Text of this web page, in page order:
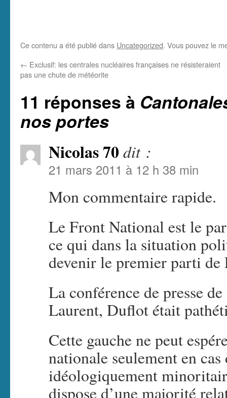
Ce contenu a été publié dans Uncategorized. Vous pouvez le
← Exclusif: les centrales nucléaires françaises ne résisteraient
pas une chute de météorite
11 réponses à
nos portes
Nicolas 70 dit :
21 mars 2011 à 12 h 38 min
Mon commentaire rapide.
Le Front National est le
ce qui dans la situation
devenir le premier parti de
La conférence de presse
Laurent, Duflot était
Cette gauche ne peut
nationale seulement en
idéologiquement
dispose d’une majorité